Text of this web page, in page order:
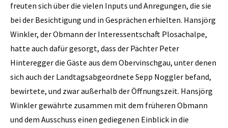
freuten sich über die vielen Inputs und Anregungen, die sie
bei der Besichtigung und in Gesprächen erhielten. Hansjörg
Winkler, der Obmann der Interessentschaft Plosachalpe,
hatte auch dafür gesorgt, dass der Pächter Peter
Hinteregger die Gäste aus dem Obervinschgau, unter denen
sich auch der Landtagsabgeordnete Sepp Noggler befand,
bewirtete, und zwar außerhalb der Öffnungszeit. Hansjörg
Winkler gewährte zusammen mit dem früheren Obmann
und dem Ausschuss einen gediegenen Einblick in die